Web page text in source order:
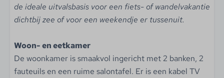
Combimagnetron
Broodrooster
Gaskookplaat
Badkamer
de ideale uitvalsbasis voor een fiets- of wandelvakantie
dichtbij zee of voor een weekendje er tussenuit.
Woon- en eetkamer
De woonkamer is smaakvol ingericht met 2 banken, 2
fauteuils en een ruime salontafel. Er is een kabel TV